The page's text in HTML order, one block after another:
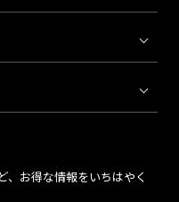
、お得な情報をいちはやく